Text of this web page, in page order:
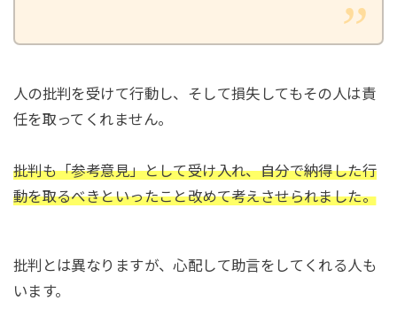
人の批判を受けて行動し、そして損失してもその人は責
任を取ってくれません。
批判も「参考意見」として受け入れ、自分で納得した行
動を取るべきといったこと改めて考えさせられました。
批判とは異なりますが、心配して助言をしてくれる人も
います。